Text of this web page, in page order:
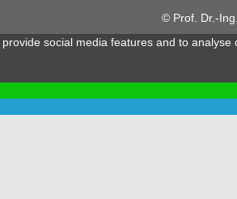
© Prof. Dr.-
social media features and to